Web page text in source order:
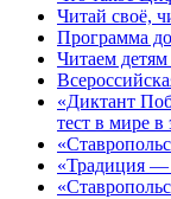
Читай своё,
Программа
Читаем
«Диктант
тест в мире в
«Традиция —